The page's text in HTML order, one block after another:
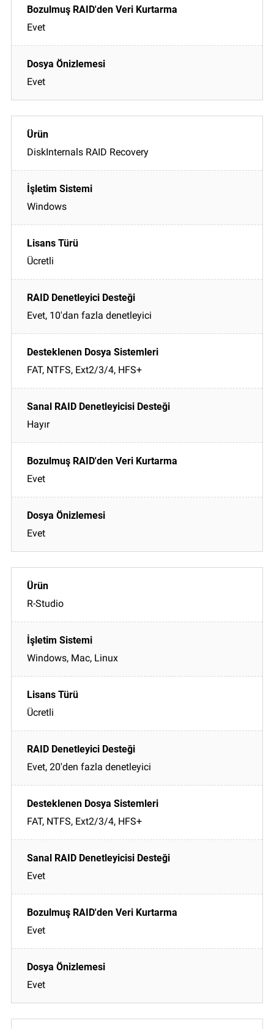
Evet
Evet
DiskInternals RAID Recovery
Windows
Ücretli
Evet, 10'dan fazla denetleyici
FAT, NTFS, Ext2/3/4, HFS+
Hayır
Evet
Evet
R-Studio
Windows, Mac, Linux
Ücretli
Evet, 20'den fazla denetleyici
FAT, NTFS, Ext2/3/4, HFS+
Evet
Evet
Evet